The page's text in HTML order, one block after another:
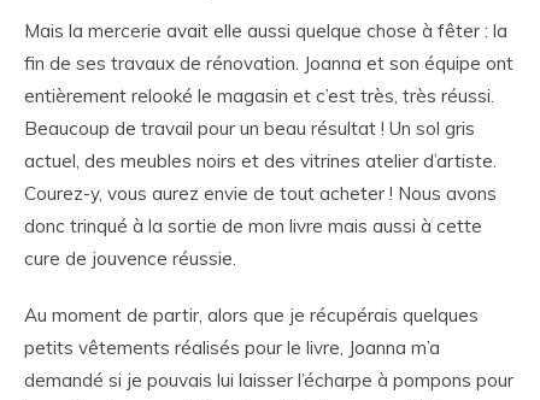
Mais la mercerie avait elle aussi quelque chose à fêter : la
fin de ses travaux de rénovation. Joanna et son équipe ont
entièrement relooké le magasin et c’est très, très réussi.
Beaucoup de travail pour un beau résultat ! Un sol gris
actuel, des meubles noirs et des vitrines atelier d’artiste.
Courez-y, vous aurez envie de tout acheter ! Nous avons
donc trinqué à la sortie de mon livre mais aussi à cette
cure de jouvence réussie.
Au moment de partir, alors que je récupérais quelques
petits vêtements réalisés pour le livre, Joanna m’a
demandé si je pouvais lui laisser l’écharpe à pompons pour